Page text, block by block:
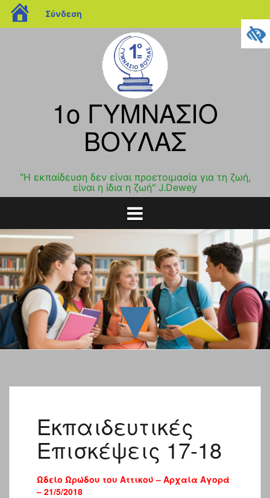
blogs.sch.gr
Σύνδεση
1o ΓΥΜΝΑΣΙΟ
ΒΟΥΛΑΣ
"Η εκπαίδευση δεν είναι προετοιμασία για τη ζωή,
είναι η ίδια η ζωή" J.Dewey
▼
Εκπαιδευτικές
Επισκέψεις 17-18
Ωδείο Ωρώδου του Αττικού – Αρχαία Αγορά
– 21/5/2018